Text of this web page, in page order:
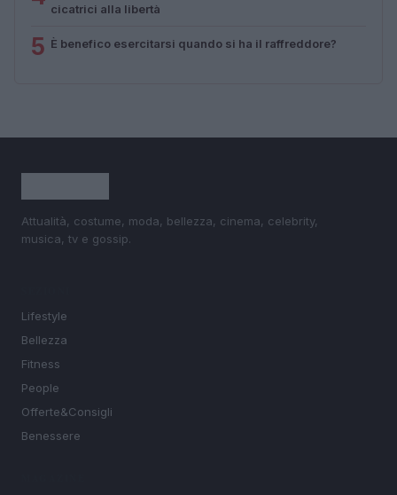
cicatrici alla libertà
5 È benefico esercitarsi quando si ha il raffreddore?
Attualità, costume, moda, bellezza, cinema, celebrity,
musica, tv e gossip.
Lifestyle
Bellezza
Fitness
People
Offerte&Consigli
Benessere